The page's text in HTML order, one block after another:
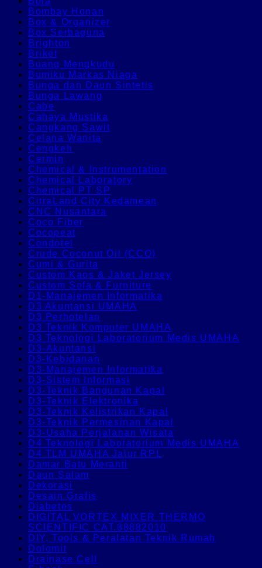
Bombay Honan
Box & Organizer
Box Serbaguna
Brighton
Briket
Buang Mengkudu
Bumiku Markas Niaga
Bunga dan Daun Sintetis
Bunga Lawang
Cabe
Cahaya Mustika
Cangkang Sawit
Celana Wanita
Cengkeh
Cermin
Chemical & Instrumentation
Chemical Laboratory
Chemical PT SP
CitraLand City Kedamean
CNC Nusantara
Coco Fiber
Cocopeat
Condotel
Crude Coconut Oil (CCO)
Cumi & Gurita
Custom Kaos & Jaket Jersey
Custom Sofa & Furniture
D1-Manajemen Informatika
D3 Akuntansi UMAHA
D3 Perhotelan
D3 Teknik Komputer UMAHA
D3 Teknologi Laboratorium Medis UMAHA
D3-Akuntansi
D3-Kebidanan
D3-Manajemen Informatika
D3-Sistem Informasi
D3-Teknik Bangunan Kapal
D3-Teknik Elektronika
D3-Teknik Kelistrikan Kapal
D3-Teknik Permesinan Kapal
D3-Usaha Perjalanan Wisata
D4 Teknologi Laboratorium Medis UMAHA
D4 TLM UMAHA Jalur RPL
Damar Batu Meranti
Daun Salam
Dekorasi
Desain Grafis
Diabetes
DIGITAL VORTEX MIXER THERMO
SCIENTIFIC CAT.88882010
DIY, Tools & Peralatan Teknik Rumah
Dolomit
Drainase Cell